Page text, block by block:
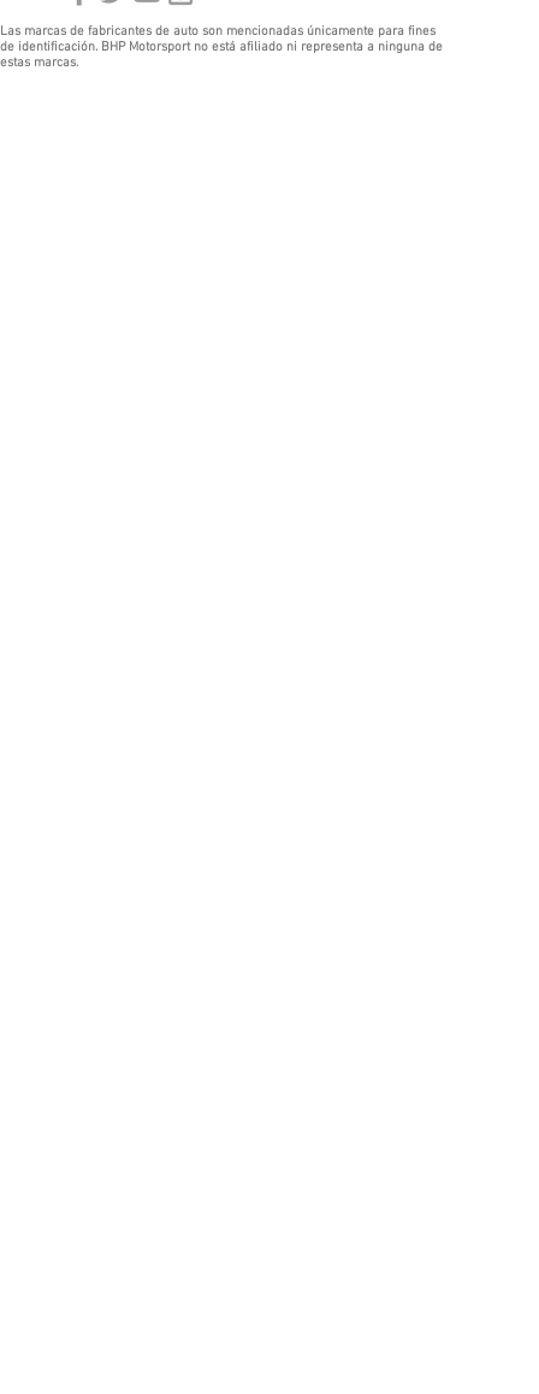
Las marcas de fabricantes de auto son mencionadas únicamente para fines
de identificación. BHP Motorsport no está afiliado ni representa a ninguna de
estas marcas.